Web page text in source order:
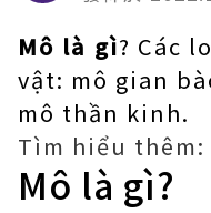
Mô là gì? Các
vật: mô gian
mô thần kinh.
Tìm hiểu thêm:
Mô là gì?